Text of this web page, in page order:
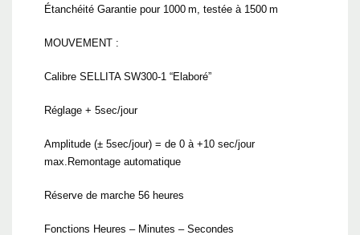
Étanchéité Garantie pour 1000 m, testée à 1500 m
MOUVEMENT :
Calibre SELLITA SW300-1 “Elaboré”
Réglage + 5sec/jour
Amplitude (± 5sec/jour) = de 0 à +10 sec/jour
max.Remontage automatique
Réserve de marche 56 heures
Fonctions Heures – Minutes – Secondes